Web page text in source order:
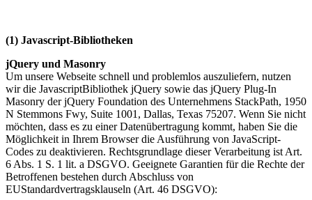
(1) Javascript-Bibliotheken
jQuery und Masonry
Um unsere Webseite schnell und problemlos auszuliefern, nutzen
wir die JavascriptBibliothek jQuery sowie das jQuery Plug-In
Masonry der jQuery Foundation des Unternehmens StackPath, 1950
N Stemmons Fwy, Suite 1001, Dallas, Texas 75207. Wenn Sie nicht
möchten, dass es zu einer Datenübertragung kommt, haben Sie die
Möglichkeit in Ihrem Browser die Ausführung von JavaScript-
Codes zu deaktivieren. Rechtsgrundlage dieser Verarbeitung ist Art.
6 Abs. 1 S. 1 lit. a DSGVO. Geeignete Garantien für die Rechte der
Betroffenen bestehen durch Abschluss von
EUStandardvertragsklauseln (Art. 46 DSGVO):